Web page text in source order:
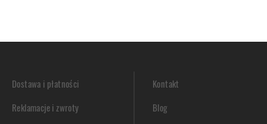
Dostawa i płatności
Reklamacje i zwroty
Kontakt
Blog